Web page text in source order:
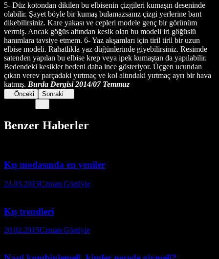
5- Düz kotondan dikilen bu elbisenin çizgileri kumaşın deseninde
olabilir. Şayet böyle bir kumaş bulamazsanız çizgi yerlerine bant
dikebilirsiniz. Kare yakası ve cepleri modele genç bir görünüm
vermiş. Ancak göğüs altından kesik olan bu modeli iri göğüslü
hanımlara tavsiye etmem. 6- Yaz akşamları için tiril tiril bir uzun
elbise modeli. Rahatlıkla yaz düğünlerinde giyebilirsiniz. Resimde
satenden yapılan bu elbise krep veya ipek kumaştan da yapılabilir.
Bedendeki kesikler bedeni daha ince gösteriyor. Üçgen ucundan
çıkan verev parçadaki yırtmaç ve kol altındaki yırtmaç ayrı bir hava
katmış. Burda Dergisi 2014/07 Temmuz
Önceki Sonraki
Benzer Haberler
Kış modasında en yeniler
24.03.2015Uzman Gözüyle
Kış trendleri
20.02.2015Uzman Gözüyle